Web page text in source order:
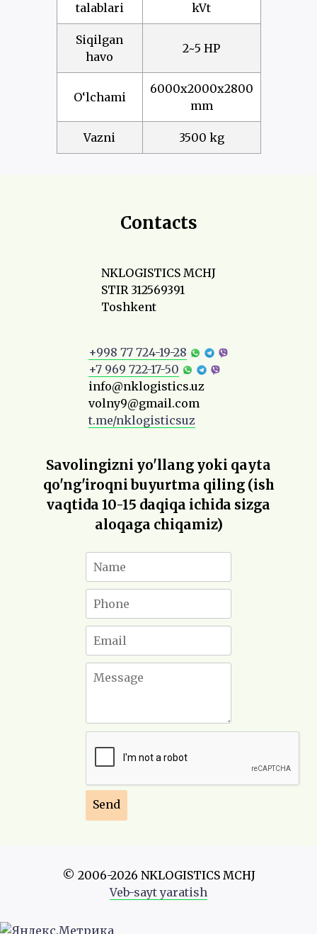
talablari
kVt
Siqilgan
havo
2~5 HP
O‘lchami
6000x2000x2800
mm
Vazni 3500 kg
Contacts
NKLOGISTICS MCHJ
STIR 312569391
Toshkent
+998 77 724-19-28
+7 969 722-17-50
info@nklogistics.uz
volny9@gmail.com
t.me/nklogisticsuz
Savolingizni yo'llang yoki qayta
qo'ng'iroqni buyurtma qiling (ish
vaqtida 10-15 daqiqa ichida sizga
aloqaga chiqamiz)
© 2006-2026 NKLOGISTICS MCHJ
Veb-sayt yaratish